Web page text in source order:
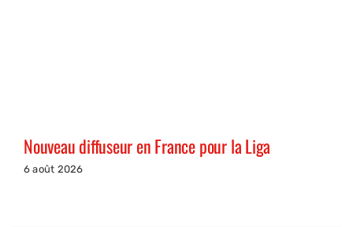
Nouveau diffuseur en France pour la Liga
6 août 2026